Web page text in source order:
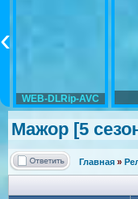
WEB-DLRip-AVC
Мажор [5
Главная »